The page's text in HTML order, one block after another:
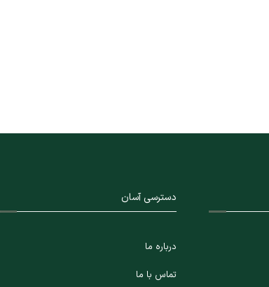
دسترسی آسان
درباره ما
تماس با ما